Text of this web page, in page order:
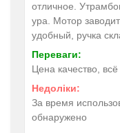
отличное.
ура. Мотор
удобный, ручка
Переваги:
Цена качество,
Недоліки:
За время
обнаружено